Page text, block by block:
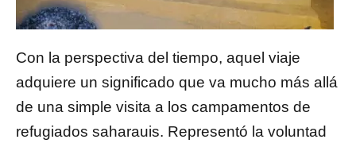
Con la perspectiva del tiempo, aquel viaje
adquiere un significado que va mucho más allá
de una simple visita a los campamentos de
refugiados saharauis. Representó la voluntad